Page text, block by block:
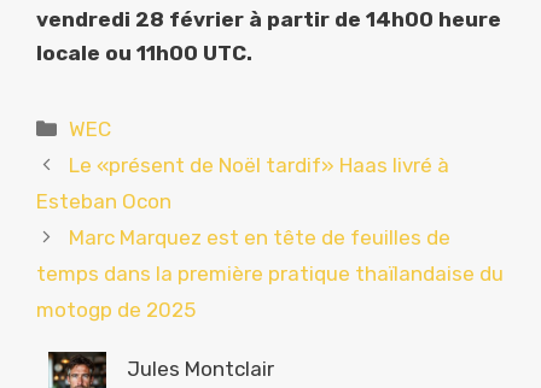
vendredi 28 février à partir de 14h00 heure
locale ou 11h00 UTC.
Catégories
WEC
Le «présent de Noël tardif» Haas livré à
Esteban Ocon
Marc Marquez est en tête de feuilles de
temps dans la première pratique thaïlandaise du
motogp de 2025
Jules Montclair